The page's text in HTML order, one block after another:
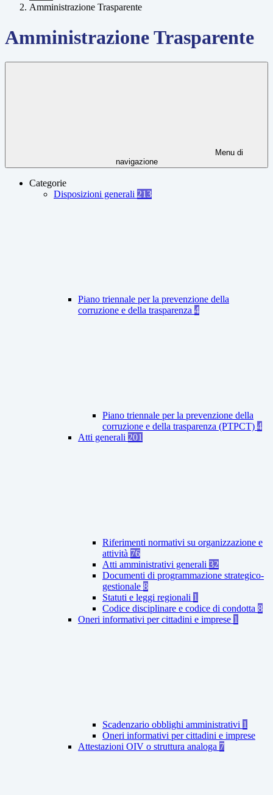
Amministrazione Trasparente
Amministrazione Trasparente
Menu di
navigazione
Categorie
Disposizioni generali 213
Piano triennale per la prevenzione della
corruzione e della trasparenza 4
Piano triennale per la prevenzione della
corruzione e della trasparenza (PTPCT) 4
Atti generali 201
Riferimenti normativi su organizzazione e
attività 76
Atti amministrativi generali 32
Documenti di programmazione strategico-
gestionale 8
Statuti e leggi regionali 1
Codice disciplinare e codice di condotta 8
Oneri informativi per cittadini e imprese 1
Scadenzario obblighi amministrativi 1
Oneri informativi per cittadini e imprese
Attestazioni OIV o struttura analoga 7